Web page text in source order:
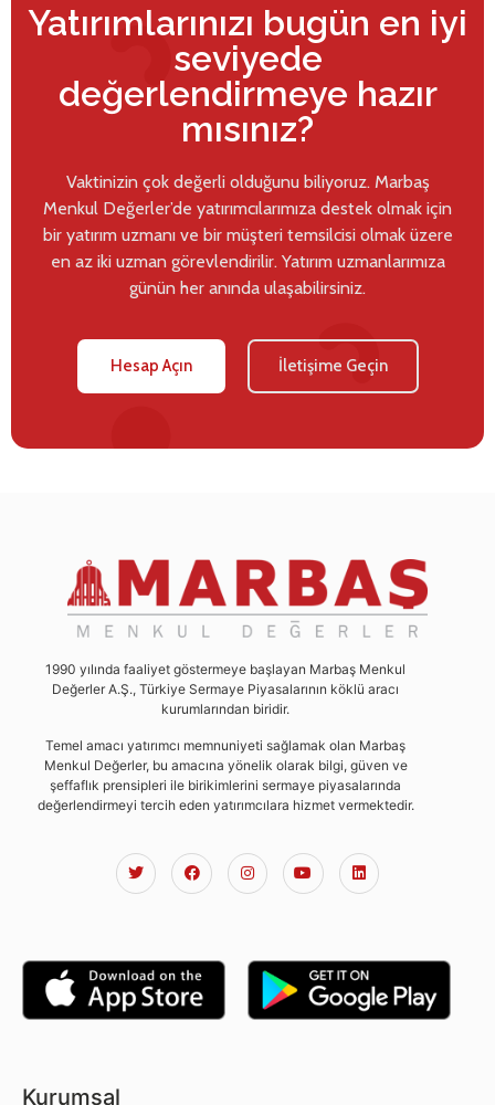
Yatırımlarınızı bugün en iyi
seviyede
değerlendirmeye hazır
mısınız?
Vaktinizin çok değerli olduğunu biliyoruz. Marbaş
Menkul Değerler’de yatırımcılarımıza destek olmak için
bir yatırım uzmanı ve bir müşteri temsilcisi olmak üzere
en az iki uzman görevlendirilir. Yatırım uzmanlarımıza
günün her anında ulaşabilirsiniz.
Hesap Açın İletişime Geçin
1990 yılında faaliyet göstermeye başlayan Marbaş Menkul
Değerler A.Ş., Türkiye Sermaye Piyasalarının köklü aracı
kurumlarından biridir.
Temel amacı yatırımcı memnuniyeti sağlamak olan Marbaş
Menkul Değerler, bu amacına yönelik olarak bilgi, güven ve
şeffaflık prensipleri ile birikimlerini sermaye piyasalarında
değerlendirmeyi tercih eden yatırımcılara hizmet vermektedir.
Kurumsal